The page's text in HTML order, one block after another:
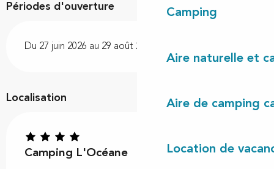
Camping
Aire naturelle et
Aire de camping
Location de
Périodes d'ouverture
Du 27 juin 2026 au 29 août 2026
Localisation
Camping L'Océane